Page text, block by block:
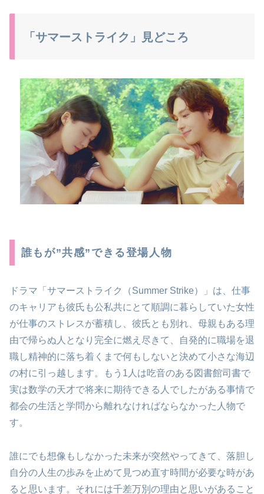
「サマーストライク」見どころ
誰もが”共感”できる登場人物
ドラマ「サマーストライク（Summer Strike）」は、仕事
のキャリアも彼氏も公私共にとて順調に暮らしていた女性
が仕事のストレスが蓄積し、彼氏とも別れ、母親もある理
由で帰らぬ人となり完全に燃え尽きて、自発的に職場を退
職し精神的に落ち着くまで何もしないと決めて小さな海辺
の村に引っ越します。もう1人は吃音のある図書館司書で
実は数学の天才で将来に期待できる人でしたがある事情で
都会の生活と学問から離れなければならなかった人物で
す。
誰にでも想像もしなかった未来が突然やってきて、落胆し
自分の人生の歩みを止めて見つめ直す時間が必要な時があ
ると思います。それには千差万別の理由と思いがあること